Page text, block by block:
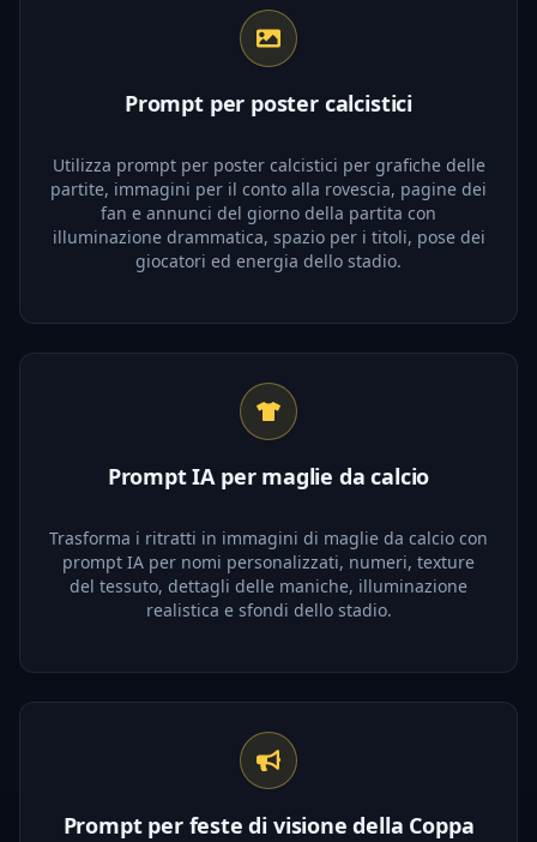
Prompt per poster calcistici
Utilizza prompt per poster calcistici per grafiche delle
partite, immagini per il conto alla rovescia, pagine dei
fan e annunci del giorno della partita con
illuminazione drammatica, spazio per i titoli, pose dei
giocatori ed energia dello stadio.
Prompt IA per maglie da calcio
Trasforma i ritratti in immagini di maglie da calcio con
prompt IA per nomi personalizzati, numeri, texture
del tessuto, dettagli delle maniche, illuminazione
realistica e sfondi dello stadio.
Prompt per feste di visione della Coppa